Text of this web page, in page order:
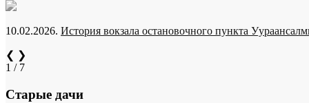
10.02.2026. История вокзала остановочного пункта
❮ ❯
1 / 7
Старые дачи